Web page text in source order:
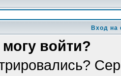
Вход на
войти?